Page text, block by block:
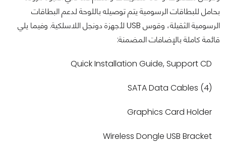
بحامل للبطاقات الرسومية يتم توصيله باللوحة لدعم البطاقات
الرسومية الثقيلة، وقوس USB لأجهزة دونجل اللاسلكية. وفيما يلي
قائمة كاملة بالإضافات المضمنة:
(4) SATA Data Cables